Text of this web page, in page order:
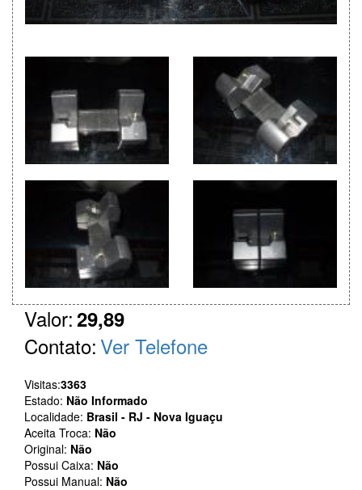
Valor: 29,89
Contato:Ver Telefone
Visitas:3363
Estado: Não Informado
Localidade: Brasil - RJ - Nova Iguaçu
Aceita Troca: Não
Original: Não
Possui Caixa: Não
Possui Manual: Não